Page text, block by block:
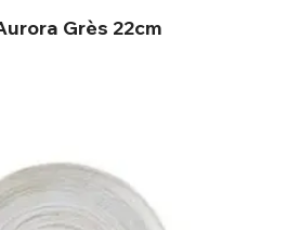
Grès 22cm